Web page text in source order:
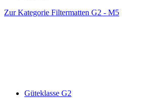
Zur Kategorie Filtermatten G2 - M5
Güteklasse G2